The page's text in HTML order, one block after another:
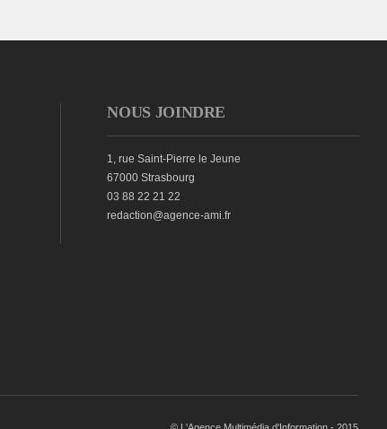
NOUS JOINDRE
1, rue Saint-Pierre le Jeune
67000 Strasbourg
03 88 22 21 22
redaction@agence-ami.fr